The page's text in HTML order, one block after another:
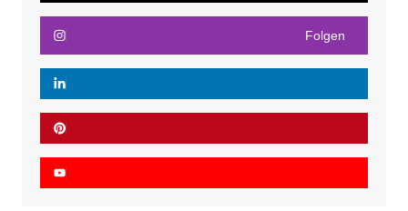
Folgen